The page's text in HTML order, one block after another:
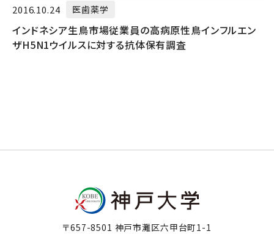
2016.10.24 医歯薬学
インドネシア生鳥市場従業員の高病原性鳥インフルエン
ザH5N1ウイルスに対する抗体保有調査
〒657-8501 神戸市灘区六甲台町1-1